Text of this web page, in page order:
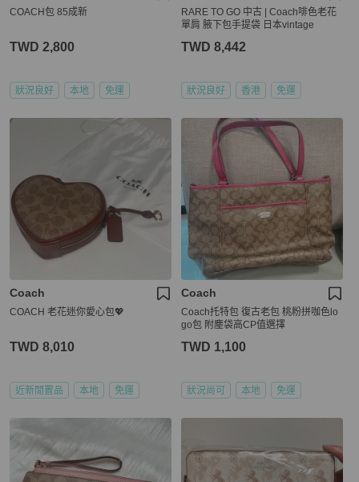
COACH包 85成新
TWD 2,800
狀況良好 本地 免運
RARE TO GO 中古 | Coach啡色老花
單肩 腋下包手提袋 日本vintage
TWD 8,442
狀況良好 香港 免運
Coach
COACH 老花迷你愛心包💖
TWD 8,010
近新閒置品 本地 免運
Coach
Coach托特包 復古老包 桃粉拼咖色lo
go包 附塵袋高CP值選擇
TWD 1,100
狀況尚可 本地 免運